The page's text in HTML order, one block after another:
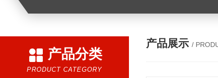
产品分类
PRODUCT CATEGORY
产品展示 /